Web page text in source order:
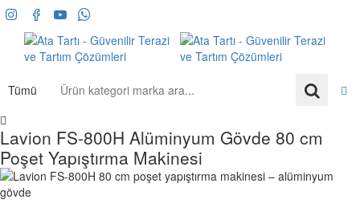
Tümü
Ürün
kategori
marka
ara...
h
o
m
e
Lavion FS-800H Alüminyum Gövde 80 cm
Poşet Yapıştırma Makinesi